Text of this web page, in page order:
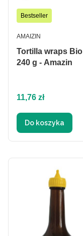
Bestseller
Tortilla wraps Bio
240 g - Amazin
PRODUCENT
AMAIZIN
Cena
11,76 zł
Do koszyka